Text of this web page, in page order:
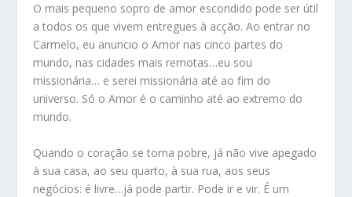
O mais pequeno sopro de amor escondido pode ser útil
a todos os que vivem entregues à acção. Ao entrar no
Carmelo, eu anuncio o Amor nas cinco partes do
mundo, nas cidades mais remotas…eu sou
missionária… e serei missionária até ao fim do
universo. Só o Amor é o caminho até ao extremo do
mundo.
Quando o coração se torna pobre, já não vive apegado
à sua casa, ao seu quarto, à sua rua, aos seus
negócios: é livre…já pode partir. Pode ir e vir. É um